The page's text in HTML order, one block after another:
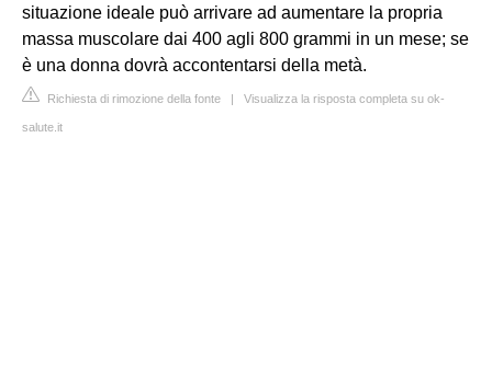
situazione ideale può arrivare ad aumentare la propria
massa muscolare dai 400 agli 800 grammi in un mese; se
è una donna dovrà accontentarsi della metà.
Richiesta di rimozione della fonte | Visualizza la risposta completa su ok-
salute.it